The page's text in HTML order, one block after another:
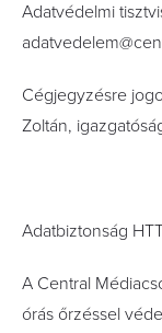
Adatvédelmi
Cégjegyzésre
Zoltán,
Adatbiztonság
A Central
órás őrzéssel